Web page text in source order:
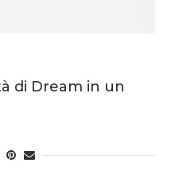
di Dream in un